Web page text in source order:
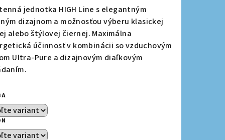
jednotka HIGH Line s elegantným
dizajnom a možnosťou výberu klasickej
alebo štýlovej čiernej. Maximálna
účinnosť v kombinácii so vzduchovým
Ultra-Pure a dizajnovým diaľkovým